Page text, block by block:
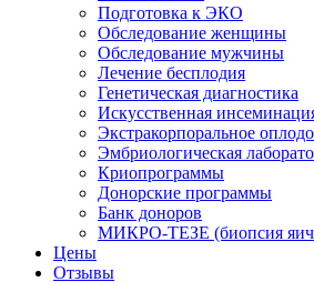
Подготовка к ЭКО
Обследование женщины
Обследование мужчины
Лечение бесплодия
Генетическая диагностика
Искусственная
Экстракорпоральное
Эмбриологическая
Криопрограммы
Донорские программы
Банк доноров
МИКРО-ТЕЗЕ (биопсия
Цены
Отзывы